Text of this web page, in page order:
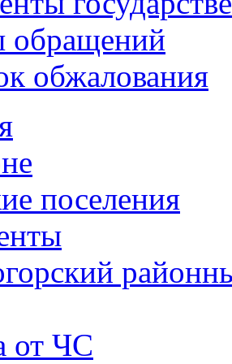
обжалования
поселения
от ЧС